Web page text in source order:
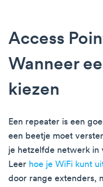
Access
Wanneer
kiezen
Een repeater is een
een beetje moet
je hetzelfde netwerk
Leer hoe je WiFi kunt
door range extenders,